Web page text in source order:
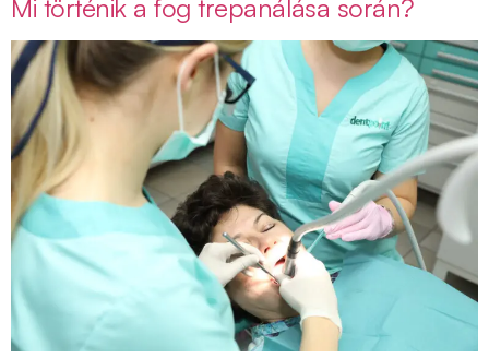
Mi történik a fog trepanálása során?